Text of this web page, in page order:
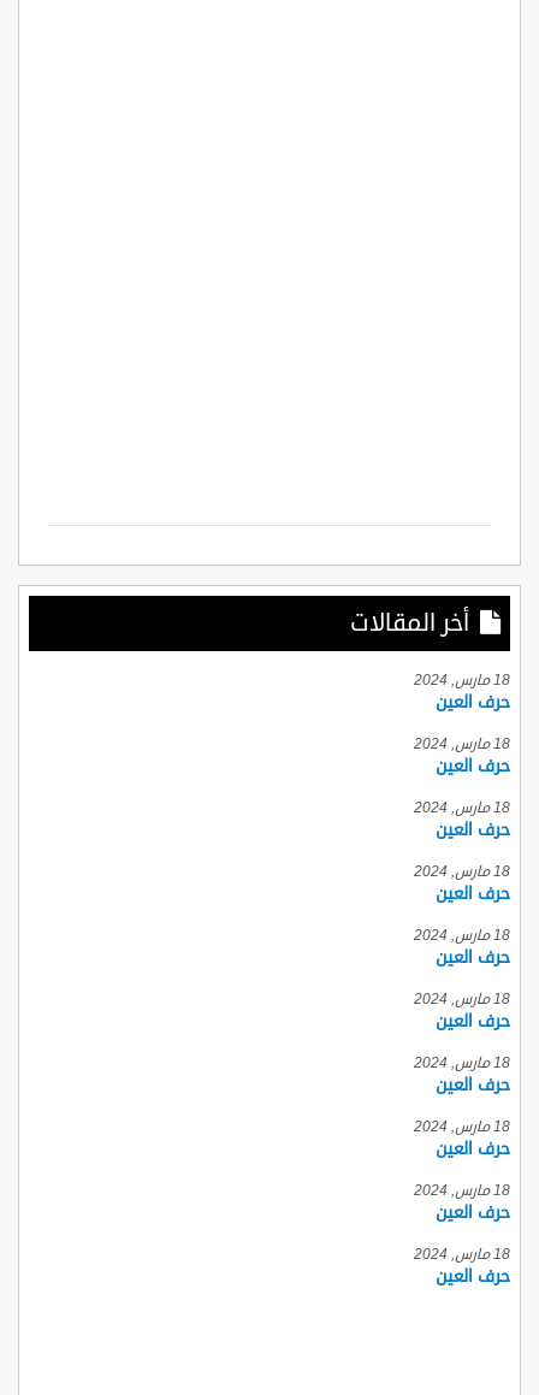
أخر المقالات
18 مارس, 2024
حرف العين
18 مارس, 2024
حرف العين
18 مارس, 2024
حرف العين
18 مارس, 2024
حرف العين
18 مارس, 2024
حرف العين
18 مارس, 2024
حرف العين
18 مارس, 2024
حرف العين
18 مارس, 2024
حرف العين
18 مارس, 2024
حرف العين
18 مارس, 2024
حرف العين